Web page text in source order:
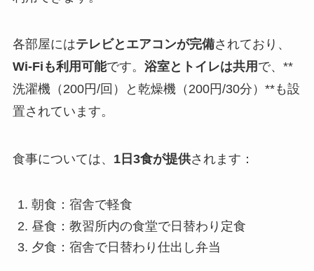
各部屋にはテレビとエアコンが完備されており、
Wi-Fiも利用可能です。 浴室とトイレは共用 で、**
洗濯機（200円/回）と乾燥機（200円/30分）**も設
置されています。
食事については、 1日3食が提供されます：
朝食：宿舎で軽食
昼食：教習所内の食堂で日替わり定食
夕食：宿舎で日替わり仕出し弁当